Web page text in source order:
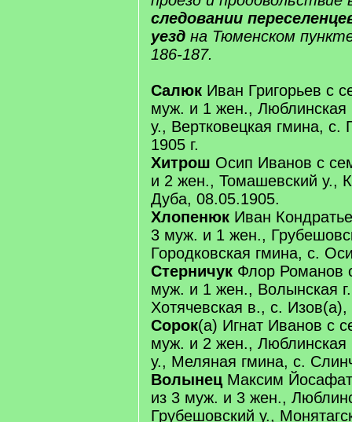
следовании
уезд на Тюменском
186-187.
Салюк Иван Григорьев с
муж. и 1 жен., Люблинская
у., Вертковецкая гмина, с.
1905 г.
Хитрош Осип Иванов с
и 2 жен., Томашевский у.,
Дуба, 08.05.1905.
Хлопенюк Иван
3 муж. и 1 жен.,
Городковская гмина, с.
Стерничук Флор Романов
муж. и 1 жен., Волынская
Хотячевская в., с.
Сорок(а) Игнат Иванов с
муж. и 2 жен., Люблинская
у., Меляная гмина, с.
Волынец Максим
из 3 муж. и 3 жен.,
Грубешовский у.,